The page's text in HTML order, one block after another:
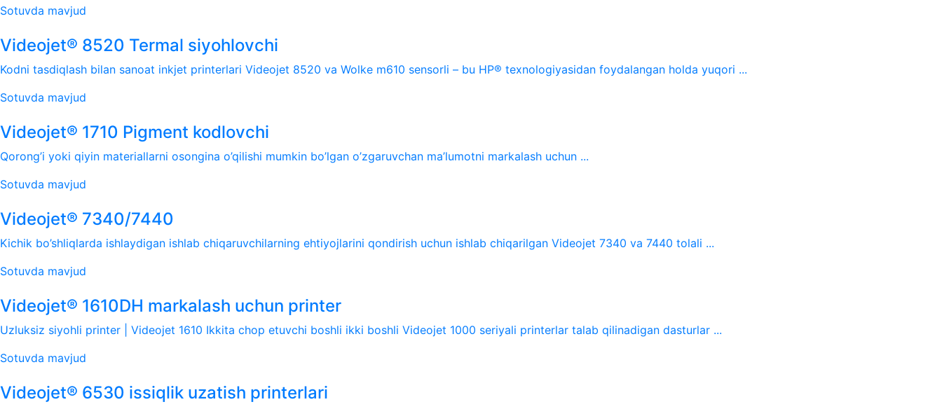
Sotuvda mavjud
Videojet® 8520 Termal siyohlovchi
Kodni tasdiqlash bilan sanoat inkjet printerlari Videojet 8520 va Wolke m610 sensorli – bu HP® texnologiyasidan foydalangan holda yuqori ...
Sotuvda mavjud
Videojet® 1710 Pigment kodlovchi
Qorong’i yoki qiyin materiallarni osongina o’qilishi mumkin bo’lgan o’zgaruvchan ma’lumotni markalash uchun ...
Sotuvda mavjud
Videojet® 7340/7440
Kichik bo’shliqlarda ishlaydigan ishlab chiqaruvchilarning ehtiyojlarini qondirish uchun ishlab chiqarilgan Videojet 7340 va 7440 tolali ...
Sotuvda mavjud
Videojet® 1610DH markalash uchun printer
Uzluksiz siyohli printer | Videojet 1610 Ikkita chop etuvchi boshli ikki boshli Videojet 1000 seriyali printerlar talab qilinadigan dasturlar ...
Sotuvda mavjud
Videojet® 6530 issiqlik uzatish printerlari